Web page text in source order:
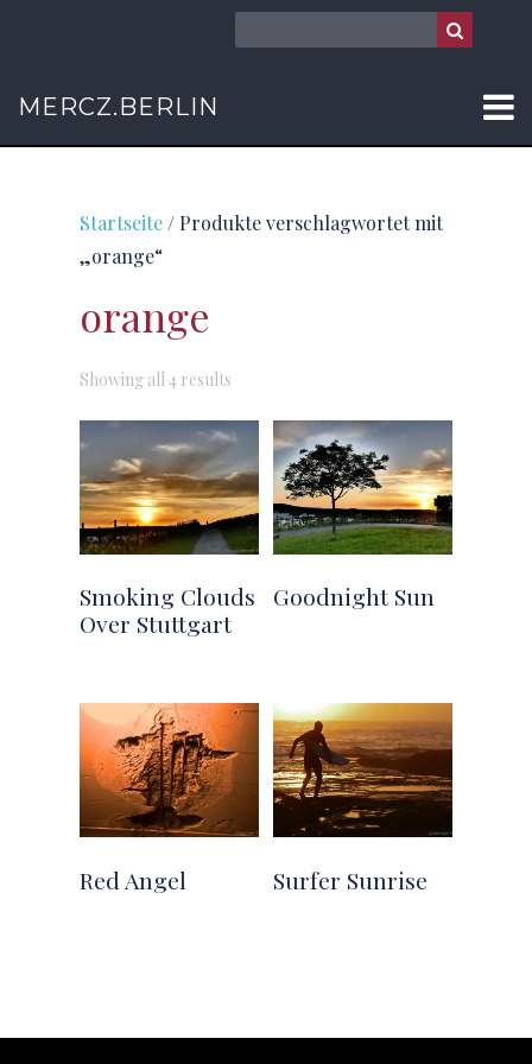
MERCZ.BERLIN
Startseite / Produkte verschlagwortet mit
„orange“
orange
Showing all 4 results
by
latest
Smoking Clouds
Over Stuttgart
Goodnight Sun
Red Angel Surfer Sunrise